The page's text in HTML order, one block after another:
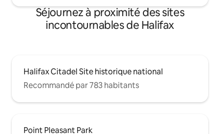
Séjournez à proximité des sites
incontournables de Halifax
Halifax Citadel Site historique national
Recommandé par 783 habitants
Point Pleasant Park